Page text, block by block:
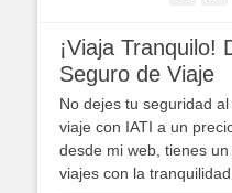
¡Viaja Tranquilo!
Seguro de Viaje
No dejes tu seguridad
viaje con IATI a un
desde mi web, tienes
viajes con la